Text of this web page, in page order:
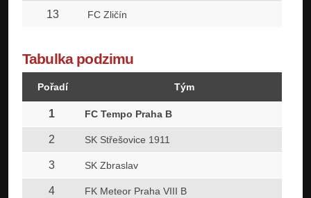
13 FC Zličín
Tabulka podzimu
Pořadí Tým
1 FC Tempo Praha B
2 SK Střešovice 1911
3 SK Zbraslav
4 FK Meteor Praha VIII B